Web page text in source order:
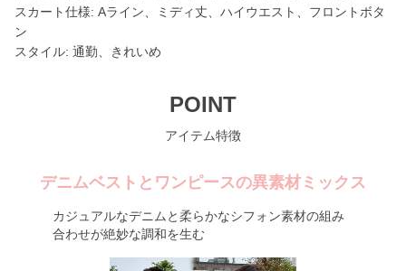
スカート仕様: Aライン、ミディ丈、ハイウエスト、フロントボタ
ン
スタイル: 通勤、きれいめ
POINT
アイテム特徴
デニムベストとワンピースの異素材ミックス
カジュアルなデニムと柔らかなシフォン素材の組み
合わせが絶妙な調和を生む